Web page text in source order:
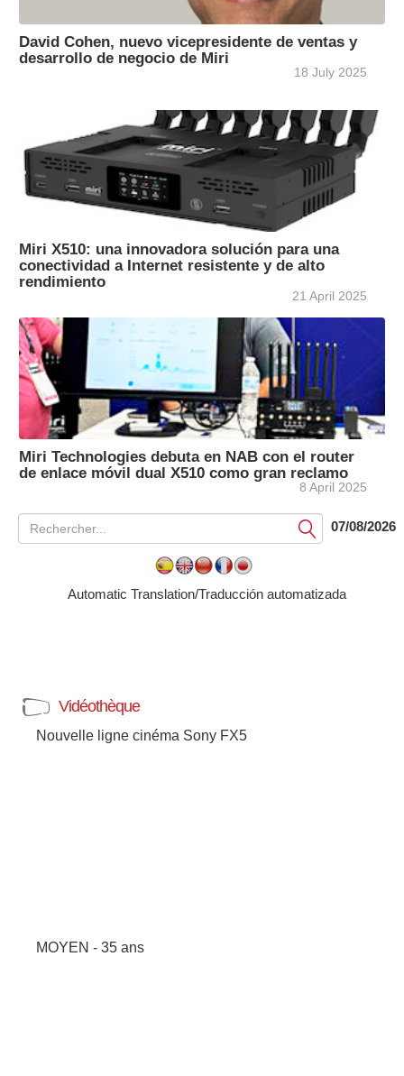
David Cohen, nuevo vicepresidente de ventas y
desarrollo de negocio de Miri
18 July 2025
Miri X510: una innovadora solución para una
conectividad a Internet resistente y de alto
rendimiento
21 April 2025
Miri Technologies debuta en NAB con el router
de enlace móvil dual X510 como gran reclamo
8 April 2025
Soumettre07/08/2026
Automatic Translation/Traducción automatizada
Vidéothèque
Nouvelle ligne cinéma Sony FX5
MOYEN - 35 ans